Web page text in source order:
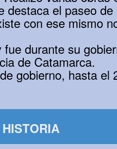
destaca el paseo
con ese mismo
durante su
de Catamarca.
gobierno, hasta el